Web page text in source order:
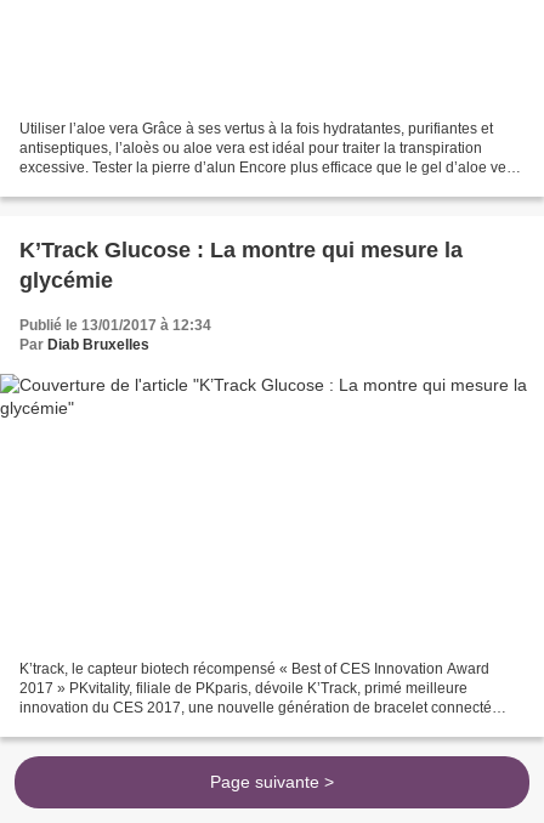
Utiliser l’aloe vera Grâce à ses vertus à la fois hydratantes, purifiantes et
antiseptiques, l’aloès ou aloe vera est idéal pour traiter la transpiration
excessive. Tester la pierre d’alun Encore plus efficace que le gel d’aloe vera,
K’Track Glucose : La montre qui mesure la
glycémie
Publié le 13/01/2017 à 12:34
Par Diab Bruxelles
K’track, le capteur biotech récompensé « Best of CES Innovation Award
2017 » PKvitality, filiale de PKparis, dévoile K’Track, primé meilleure
innovation du CES 2017, une nouvelle génération de bracelet connecté
Page suivante >